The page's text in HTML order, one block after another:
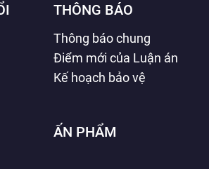
THÔNG BÁO
Thông báo chung
Điểm mới của Luận án
Kế hoạch bảo vệ
ẤN PHẨM